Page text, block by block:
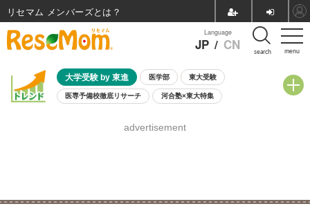
menu
Language
JP / CN search
大学受験 by 東進 医学部 東大受験
医専予備校徹底リサーチ 河合塾×東大特集
8月開催学校説明会・相談会
advertisement
リセマム メンバーズ